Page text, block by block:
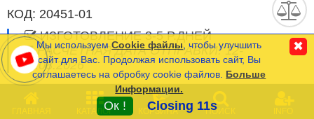
Язык
Частые Вопросы (FAQ)
Оплата и Доставка
ГЛАВНАЯ КАТАЛОГ
0
КОРЗИНА ПОИСК INFO
КОД: 20451-01
ИЗГОТОВЛЕНИЕ 3-5 Р.ДНЕЙ
РАСЧЕТНАЯ ДАТА ОТПРАВКИ: 12-
13.08.2026
ОПЦИИ *- Обязательные)
Мы используемCookie файлы , чтобы улучшить
сайт для Вас. Продолжая использовать сайт, Вы
соглашаетесь на обробку cookie файлов. Больше
Информации.
Ок ! Closing 11s
✖